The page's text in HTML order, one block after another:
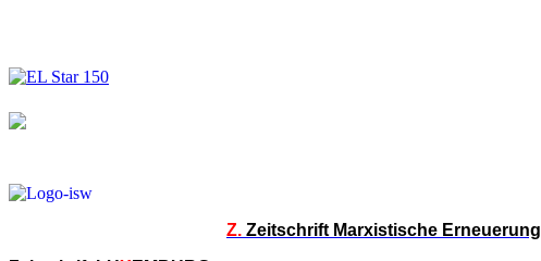
Z. Zeitschrift Marxistische Erneuerung